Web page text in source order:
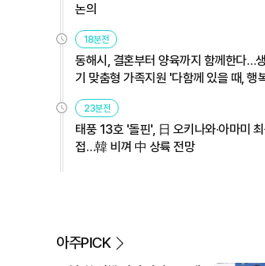
논의
18분전
동해시, 결혼부터 양육까지 함께한다…
기 맞춤형 가족지원 '다함께 있을 때, 행
격 운영
23분전
태풍 13호 '돌핀', 日 오키나와·아마미
접…韓 비껴 中 상륙 전망
아주PICK